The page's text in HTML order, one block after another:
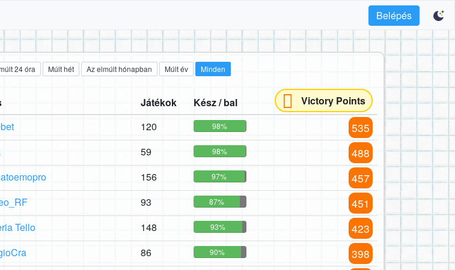
Belépés
24 óra Múlt hét Az elmúlt hónapban Múlt év Minden
Játékok Kész / bal
Victory Points
120 98% 535
59 98% 488
156 97% 457
93 87% 451
Tello 148 93% 423
86 90% 398